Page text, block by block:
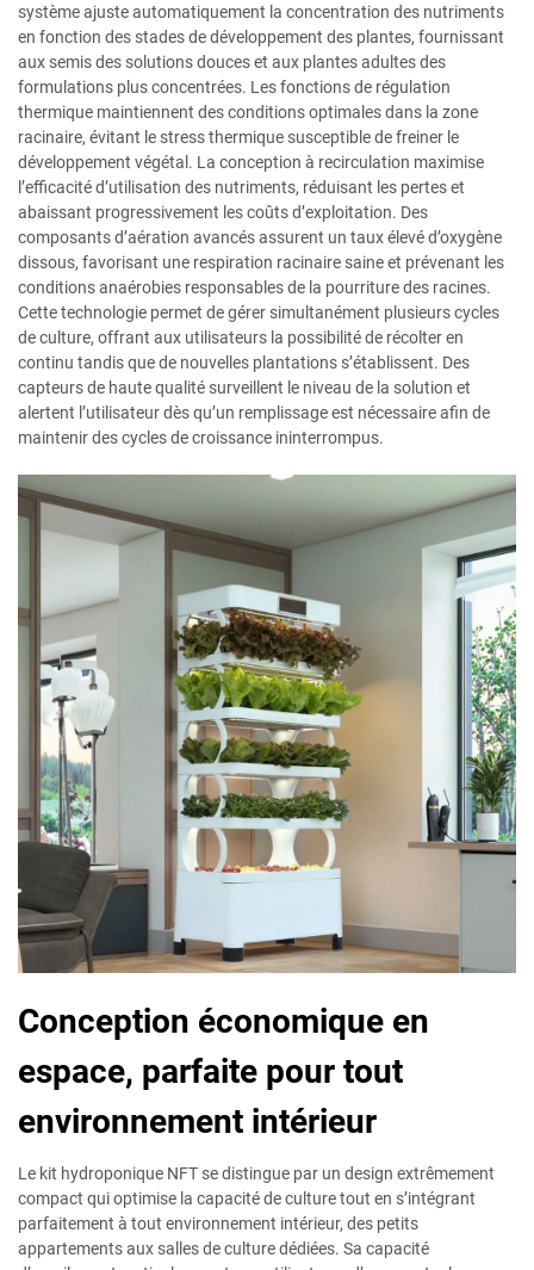
système ajuste automatiquement la concentration des nutriments
en fonction des stades de développement des plantes, fournissant
aux semis des solutions douces et aux plantes adultes des
formulations plus concentrées. Les fonctions de régulation
thermique maintiennent des conditions optimales dans la zone
racinaire, évitant le stress thermique susceptible de freiner le
développement végétal. La conception à recirculation maximise
l’efficacité d’utilisation des nutriments, réduisant les pertes et
abaissant progressivement les coûts d’exploitation. Des
composants d’aération avancés assurent un taux élevé d’oxygène
dissous, favorisant une respiration racinaire saine et prévenant les
conditions anaérobies responsables de la pourriture des racines.
Cette technologie permet de gérer simultanément plusieurs cycles
de culture, offrant aux utilisateurs la possibilité de récolter en
continu tandis que de nouvelles plantations s’établissent. Des
capteurs de haute qualité surveillent le niveau de la solution et
alertent l’utilisateur dès qu’un remplissage est nécessaire afin de
maintenir des cycles de croissance ininterrompus.
Conception économique en
espace, parfaite pour tout
environnement intérieur
Le kit hydroponique NFT se distingue par un design extrêmement
compact qui optimise la capacité de culture tout en s’intégrant
parfaitement à tout environnement intérieur, des petits
appartements aux salles de culture dédiées. Sa capacité